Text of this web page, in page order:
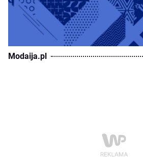
Modaija.pl